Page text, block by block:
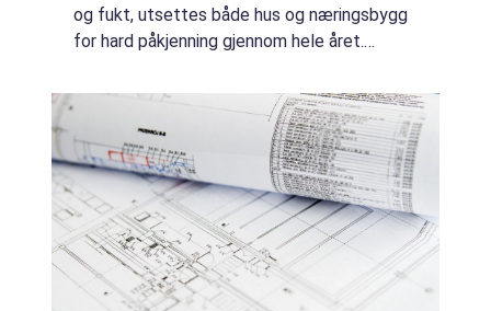
og fukt, utsettes både hus og næringsbygg
for hard påkjenning gjennom hele året.
fester seg raskt på overflater. Uten jevnlig...